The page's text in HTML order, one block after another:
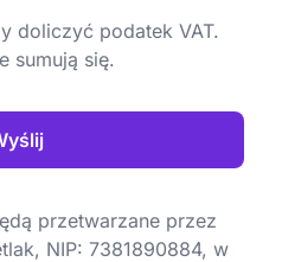
doliczyć podatek VAT.
sumują się.
przetwarzane przez
NIP: 7381890884, w